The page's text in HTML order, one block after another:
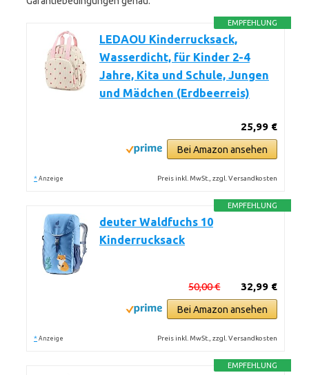
EMPFEHLUNG
LEDAOU Kinderrucksack,
Wasserdicht, für Kinder 2-4
Jahre, Kita und Schule, Jungen
und Mädchen (Erdbeerreis)
25,99 €
Bei Amazon ansehen
* Anzeige Preis inkl. MwSt., zzgl. Versandkosten
EMPFEHLUNG
deuter Waldfuchs 10
Kinderrucksack
32,99 €
50,00 €
Bei Amazon ansehen
* Anzeige Preis inkl. MwSt., zzgl. Versandkosten
EMPFEHLUNG